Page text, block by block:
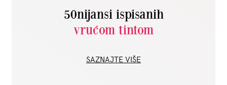
50nijansi ispisanih
vrućom tintom
SAZNAJTE VIŠE